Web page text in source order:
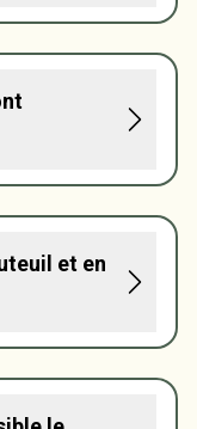
et en